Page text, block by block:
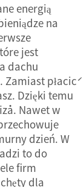
energią
na
jest
dachu
Zamiast płacić
Dzięki temu
Nawet w
dzień. W
to do
firm
dla